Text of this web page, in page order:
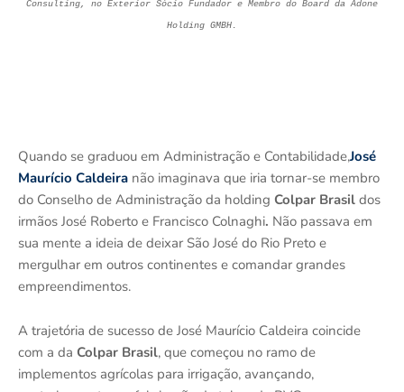
Consulting, no Exterior Sócio Fundador e Membro do Board da Adone
Holding GMBH.
Quando se graduou em Administração e Contabilidade,José
Maurício Caldeira não imaginava que iria tornar-se membro
do Conselho de Administração da holding Colpar Brasil dos
irmãos José Roberto e Francisco Colnaghi. Não passava em
sua mente a ideia de deixar São José do Rio Preto e
mergulhar em outros continentes e comandar grandes
empreendimentos.
A trajetória de sucesso de José Maurício Caldeira coincide
com a da Colpar Brasil, que começou no ramo de
implementos agrícolas para irrigação, avançando,